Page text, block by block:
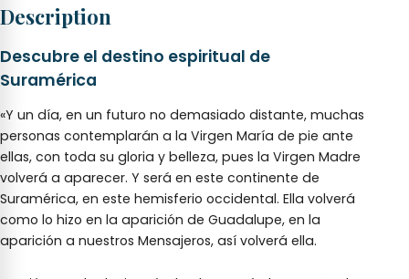
quantity
Description
Descubre el destino espiritual de
Suramérica
«Y un día, en un futuro no demasiado distante, muchas
personas contemplarán a la Virgen María de pie ante
ellas, con toda su gloria y belleza, pues la Virgen Madre
volverá a aparecer. Y será en este continente de
Suramérica, en este hemisferio occidental. Ella volverá
como lo hizo en la aparición de Guadalupe, en la
aparición a nuestros Mensajeros, así volverá ella.